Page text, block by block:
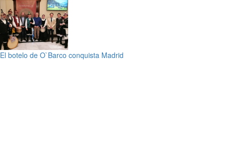
El botelo de O`Barco conquista Madrid